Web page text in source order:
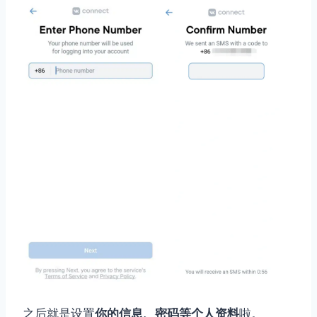
之后就是设置你的信息、密码等个人资料啦。